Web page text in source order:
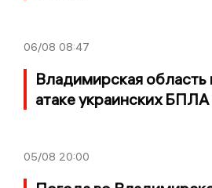
06/08 08:47
Владимирская область
атаке украинских БПЛА
05/08 20:00